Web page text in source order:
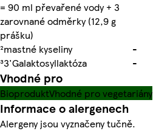
= 90 ml převařené vody + 3
zarovnané odměrky (12,9 g
prášku)
²mastné kyseliny
-
³3'Galaktosyllaktóza
-
Vhodné pro
BioproduktVhodné pro vegetariány
Informace o alergenech
Alergeny jsou vyznačeny tučně.